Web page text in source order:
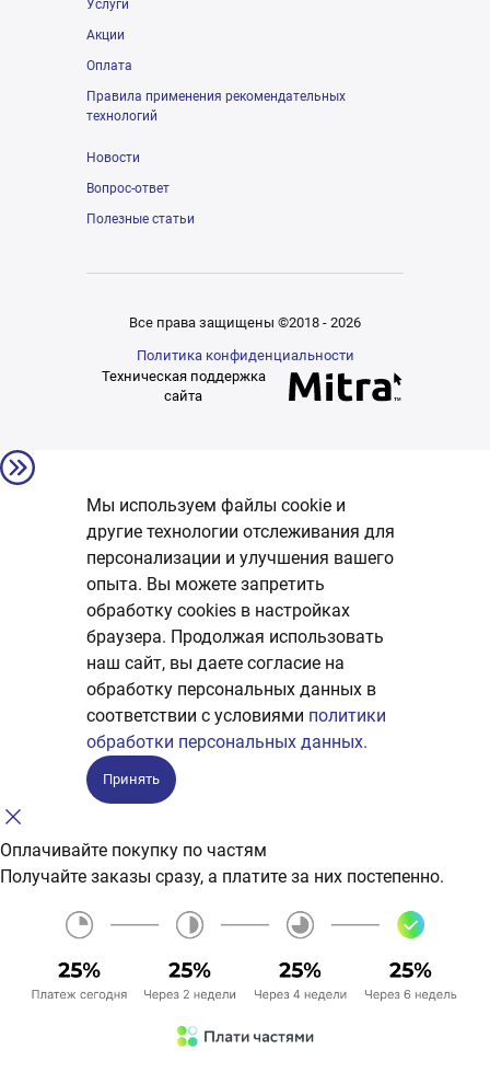
Услуги
Акции
Оплата
Правила применения рекомендательных
технологий
Новости
Вопрос-ответ
Полезные статьи
Все права защищены ©2018 - 2026
Политика конфиденциальности
Техническая поддержка
сайта
Мы используем файлы cookie и
другие технологии отслеживания для
персонализации и улучшения вашего
опыта. Вы можете запретить
обработку сookies в настройках
браузера. Продолжая использовать
наш сайт, вы даете согласие на
обработку персональных данных в
соответствии с условиями политики
обработки персональных данных.
Принять
Оплачивайте покупку по частям
Получайте заказы сразу, а платите за них постепенно.